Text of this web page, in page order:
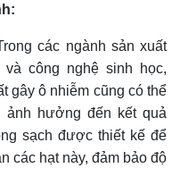
các ngành sản xuất
công nghệ sinh học,
gây ô nhiễm cũng có thể
ảnh hưởng đến kết quả
sạch được thiết kế để
các hạt này, đảm bảo độ